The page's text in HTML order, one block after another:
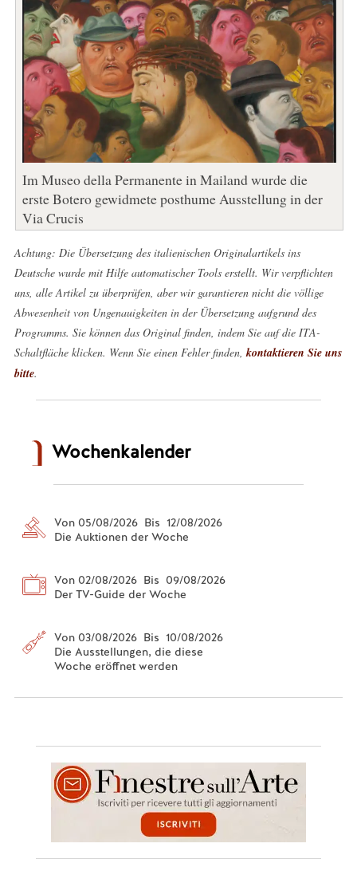
Im Museo della Permanente in Mailand wurde die
erste Botero gewidmete posthume Ausstellung in der
Via Crucis
Achtung: Die Übersetzung des italienischen Originalartikels ins
Deutsche wurde mit Hilfe automatischer Tools erstellt. Wir verpflichten
uns, alle Artikel zu überprüfen, aber wir garantieren nicht die völlige
Abwesenheit von Ungenauigkeiten in der Übersetzung aufgrund des
Programms. Sie können das Original finden, indem Sie auf die ITA-
Schaltfläche klicken. Wenn Sie einen Fehler finden, kontaktieren Sie uns
bitte.
Wochenkalender
Von 05/08/2026 Bis 12/08/2026
Die Auktionen der Woche
Von 02/08/2026 Bis 09/08/2026
Der TV-Guide der Woche
Von 03/08/2026 Bis 10/08/2026
Die Ausstellungen, die diese
Woche eröffnet werden